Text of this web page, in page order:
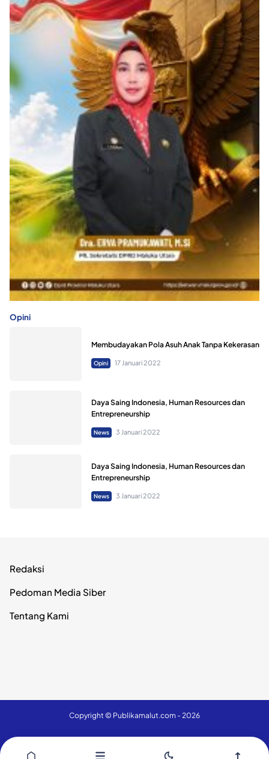
Opini
Membudayakan Pola Asuh Anak Tanpa Kekerasan
Opini 17 Januari 2022
Daya Saing Indonesia, Human Resources dan
Entrepreneurship
News 3 Januari 2022
Daya Saing Indonesia, Human Resources dan
Entrepreneurship
News 3 Januari 2022
Redaksi
Pedoman Media Siber
Tentang Kami
Copyright © Publikamalut.com - 2026